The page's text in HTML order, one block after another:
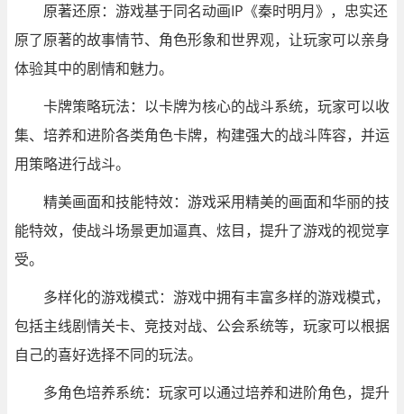
原著还原：游戏基于同名动画IP《秦时明月》，忠实还
原了原著的故事情节、角色形象和世界观，让玩家可以亲身
体验其中的剧情和魅力。
卡牌策略玩法：以卡牌为核心的战斗系统，玩家可以收
集、培养和进阶各类角色卡牌，构建强大的战斗阵容，并运
用策略进行战斗。
精美画面和技能特效：游戏采用精美的画面和华丽的技
能特效，使战斗场景更加逼真、炫目，提升了游戏的视觉享
受。
多样化的游戏模式：游戏中拥有丰富多样的游戏模式，
包括主线剧情关卡、竞技对战、公会系统等，玩家可以根据
自己的喜好选择不同的玩法。
多角色培养系统：玩家可以通过培养和进阶角色，提升